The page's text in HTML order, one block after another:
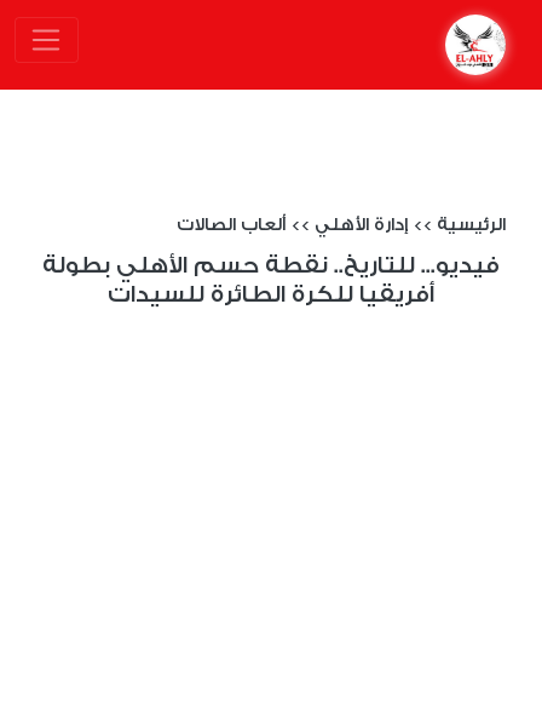
الرئيسية >> إدارة الأهلي >> ألعاب الصالات
فيديو... للتاريخ.. نقطة حسم الأهلي بطولة
أفريقيا للكرة الطائرة للسيدات